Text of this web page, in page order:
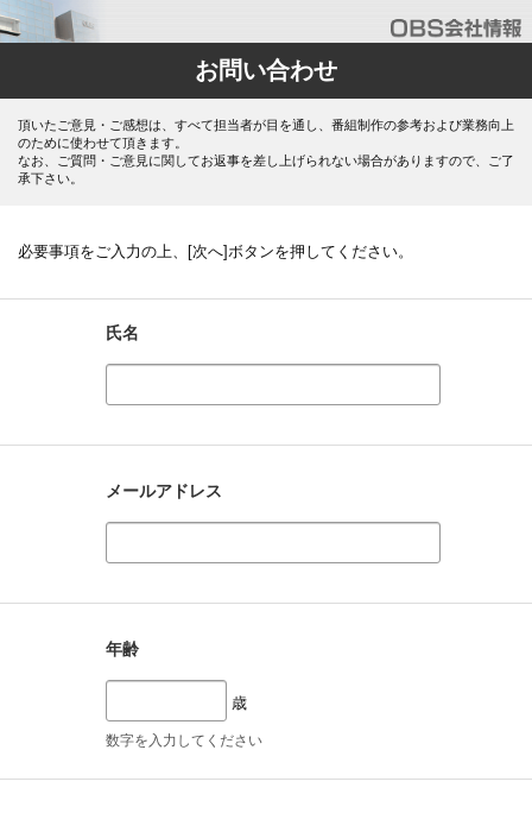
お問い合わせ
頂いたご意見・ご感想は、すべて担当者が目を通し、番組制作の参考および業務向上
のために使わせて頂きます。
なお、ご質問・ご意見に関してお返事を差し上げられない場合がありますので、ご了
承下さい。
必要事項をご入力の上、[次へ]ボタンを押してください。
氏名
メールアドレス
年齢
歳
数字を入力してください